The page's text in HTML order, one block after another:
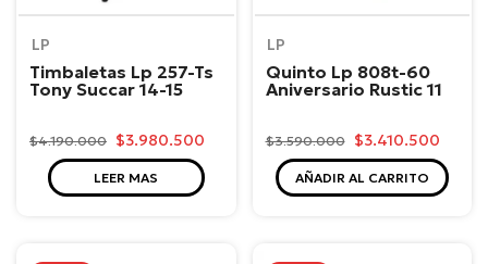
LP
Timbaletas Lp 257-Ts
Tony Succar 14-15
$4.190.000 $3.980.500
LEER MAS
LP
Quinto Lp 808t-60
Aniversario Rustic 11
$3.590.000 $3.410.500
AÑADIR AL CARRITO